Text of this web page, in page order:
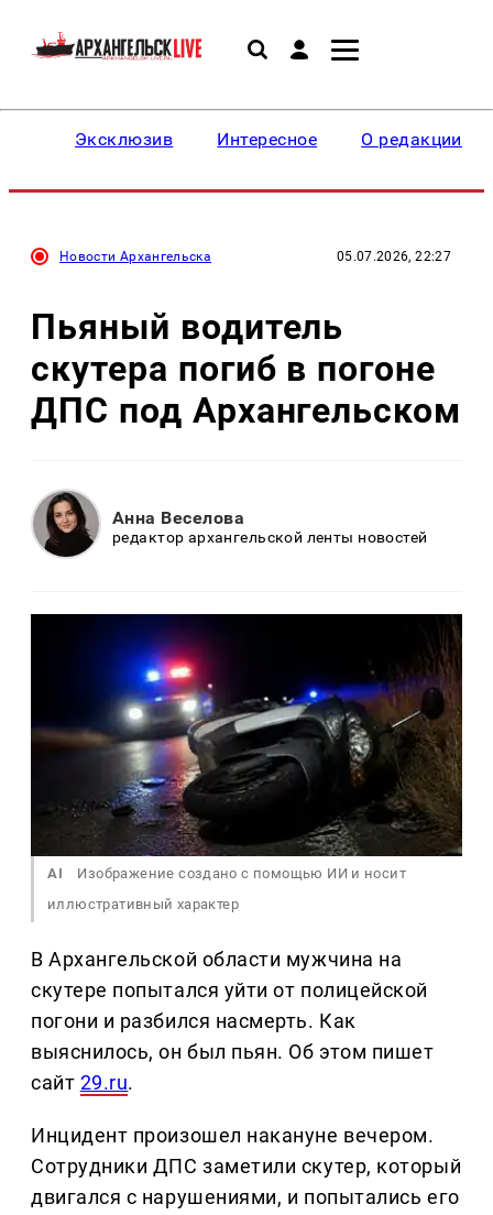
Эксклюзив Интересное О редакции
Новости Архангельска 05.07.2026, 22:27
Пьяный водитель
скутера погиб в погоне
ДПС под Архангельском
Анна Веселова
редактор архангельской ленты новостей
AI
Изображение создано с помощью ИИ и носит
иллюстративный характер
В Архангельской области мужчина на
скутере попытался уйти от полицейской
погони и разбился насмерть. Как
выяснилось, он был пьян. Об этом пишет
сайт 29.ru.
Инцидент произошел накануне вечером.
Сотрудники ДПС заметили скутер, который
двигался с нарушениями, и попытались его